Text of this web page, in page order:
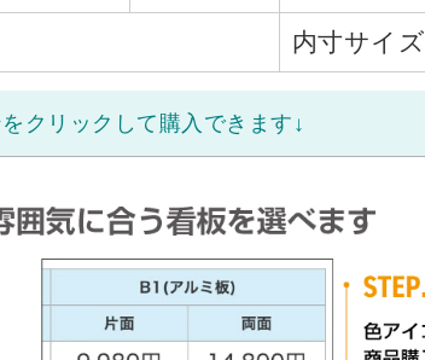
内寸サイズ
クリックして購入できます↓